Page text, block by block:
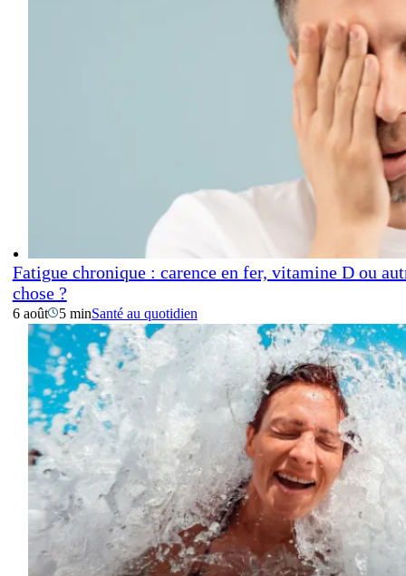
Fatigue chronique : carence en fer, vitamine D ou
chose ?
6 août 5 minSanté au quotidien